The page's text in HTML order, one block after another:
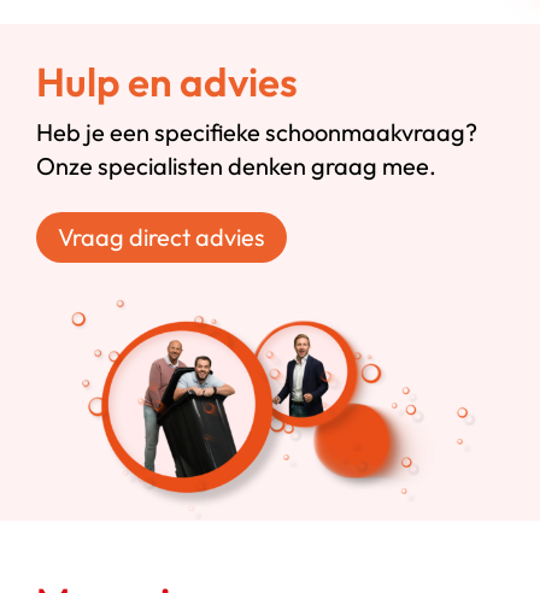
Hulp en advies
Heb je een specifieke schoonmaakvraag?
Onze specialisten denken graag mee.
Vraag direct advies